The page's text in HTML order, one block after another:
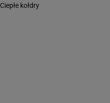
Ciepłe kołdry